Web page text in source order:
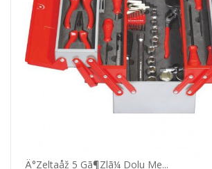
Ä°Zeltaåž 5 Gã¶Zlã¼ Dolu Me...